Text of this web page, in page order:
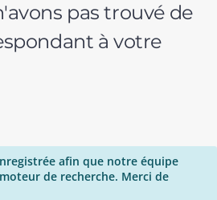
pas trouvé de
à votre
afin que notre équipe
de recherche. Merci de